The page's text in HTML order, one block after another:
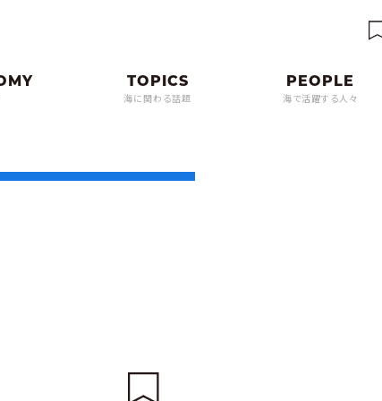
海に関わる話題 海で活躍する人々